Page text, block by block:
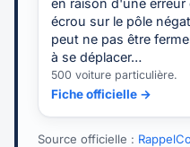
écrou sur le pôle
peut ne pas être
à se déplacer…
500 voiture particulière.
Fiche officielle →
Source officielle :